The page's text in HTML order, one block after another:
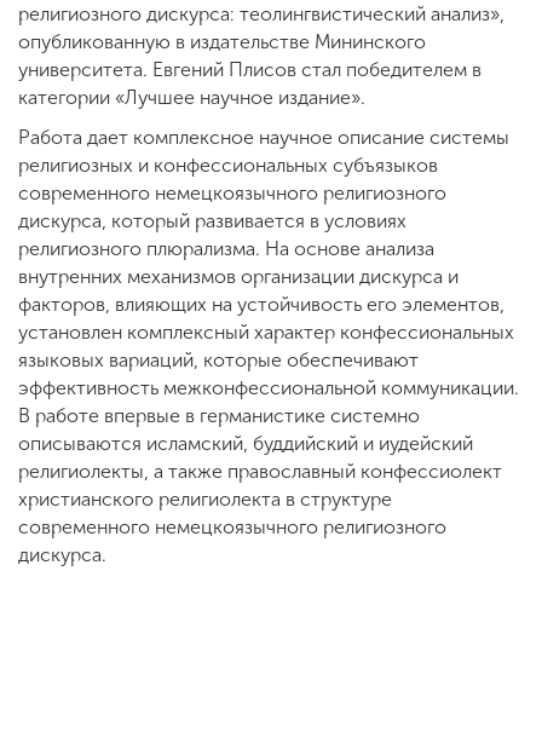
религиозного дискурса: теолингвистический анализ»,
опубликованную в издательстве Мининского
университета. Евгений Плисов стал победителем в
категории «Лучшее научное издание».
Работа дает комплексное научное описание системы
религиозных и конфессиональных субъязыков
современного немецкоязычного религиозного
дискурса, который развивается в условиях
религиозного плюрализма. На основе анализа
внутренних механизмов организации дискурса и
факторов, влияющих на устойчивость его элементов,
установлен комплексный характер конфессиональных
языковых вариаций, которые обеспечивают
эффективность межконфессиональной коммуникации.
В работе впервые в германистике системно
описываются исламский, буддийский и иудейский
религиолекты, а также православный конфессиолект
христианского религиолекта в структуре
современного немецкоязычного религиозного
дискурса.